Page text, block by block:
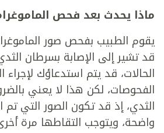
ماذا يحدث بعد فحص
يقوم الطبيب بفحص صور
قد تشير إلى الإصابة بسرطان
الحالات، قد يتم استدعاؤك لإجراء
الفحوصات، لكن هذا لا يعني
الثدي، إذ قد تكون الصور التي تم
واضحة، ويتوجب التقاطها مرة